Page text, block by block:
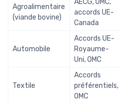
Agroalimentaire
(viande bovine)
AECG, OMC,
accords UE-
Canada
Automobile
Accords UE-
Royaume-
Uni, OMC
Textile
Accords
préférentiels,
OMC